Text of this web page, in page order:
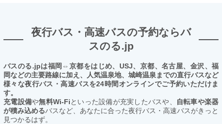
夜行バス・高速バスの予約ならバ
スのる.jp
バスのる.jpは福岡⇔京都をはじめ、USJ、京都、名古屋、金沢、福
岡などの主要路線に加え、人気温泉地、城崎温泉までの直行バスなど
様々な夜行バス・高速バスを24時間オンラインでご予約いただけま
す。
充電設備や無料Wi-Fiといった設備が充実したバスや、
自転車や楽器
が積み込めるバスなど、あなたに合った夜行バス・高速バスがきっと
見つかるはず。